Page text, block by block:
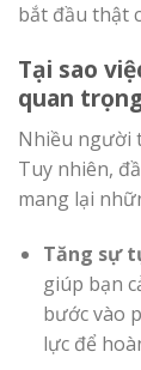
bắt đầu thật
Tại sao
quan
Nhiều người
Tuy nhiên,
mang lại
Tăng sự
giúp bạn
bước vào
lực để